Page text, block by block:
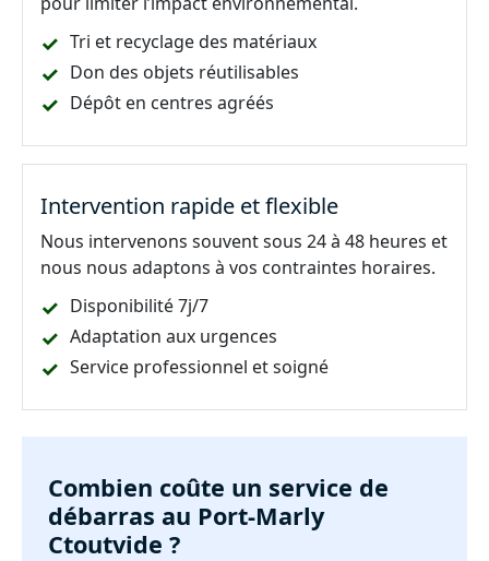
Tri et recyclage des matériaux
Don des objets réutilisables
Dépôt en centres agréés
Intervention rapide et flexible
Nous intervenons souvent sous 24 à 48 heures et
nous nous adaptons à vos contraintes horaires.
Disponibilité 7j/7
Adaptation aux urgences
Service professionnel et soigné
Combien coûte un service de
débarras au Port-Marly
Ctoutvide ?